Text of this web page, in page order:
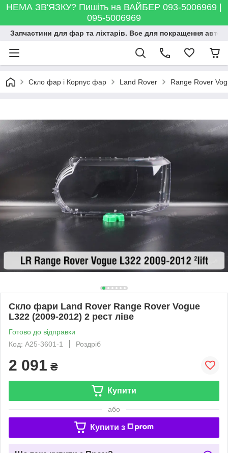
НЕМА ЗВ'ЯЗКУ? Пишіть на ВАЙБЕР 093-5006969 |
095-5006969
Запчастини для фар та ліхтарів. Все для покращення
Скло фар і Корпус фар Land Rover Range Rover
Скло фари Land Rover Range Rover Vogue
L322 (2009-2012) 2 рест ліве
Готово до відправки
Код: A25-3601-1
Роздріб
2 091 ₴
Купити
або
Купити з